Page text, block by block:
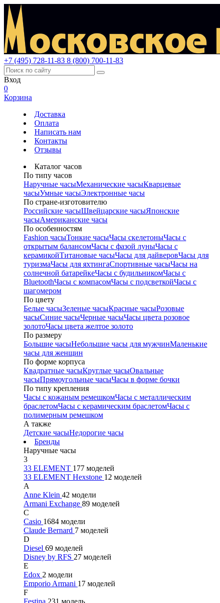
+7 (495) 728-11-83 8 (800) 700-11-83
Вход
0
Корзина
Доставка
Оплата
Написать нам
Контакты
Отзывы
Каталог часов
По типу часов
Наручные часыМеханические часыКварцевые
часыУмные часыЭлектронные часы
По стране-изготовителю
Российские часыШвейцарские часыЯпонские
часыАмериканские часы
По особенностям
Fashion часыТонкие часыЧасы скелетоныЧасы с
открытым балансомЧасы с фазой луныЧасы с
керамикойТитановые часыЧасы для дайверовЧасы для
туризмаЧасы для яхтингаСпортивные часыЧасы на
солнечной батарейкеЧасы с будильникомЧасы с
BluetoothЧасы с компасомЧасы с подсветкойЧасы с
шагомером
По цвету
Белые часыЗеленые часыКрасные часыРозовые
часыСиние часыЧерные часыЧасы цвета розовое
золотоЧасы цвета желтое золото
По размеру
Большие часыНебольшие часы для мужчинМаленькие
часы для женщин
По форме корпуса
Квадратные часыКруглые часыОвальные
часыПрямоугольные часыЧасы в форме бочки
По типу крепления
Часы с кожаным ремешкомЧасы с металлическим
браслетомЧасы с керамическим браслетомЧасы с
полимерным ремешком
А также
Детские часыНедорогие часы
Бренды
Наручные часы
3
33 ELEMENT 177 моделей
33 ELEMENT Hexstone 12 моделей
A
Anne Klein 42 модели
Armani Exchange 89 моделей
C
Casio 1684 модели
Claude Bernard 7 моделей
D
Diesel 69 моделей
Disney by RFS 27 моделей
E
Edox 2 модели
Emporio Armani 17 моделей
F
Festina 231 модель